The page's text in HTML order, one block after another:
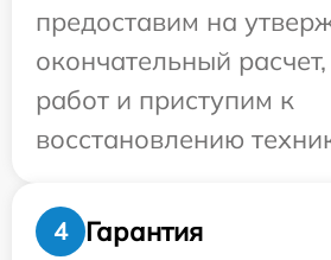
предоставим на
окончательный
работ и приступим к
восстановлению
4
Гарантия